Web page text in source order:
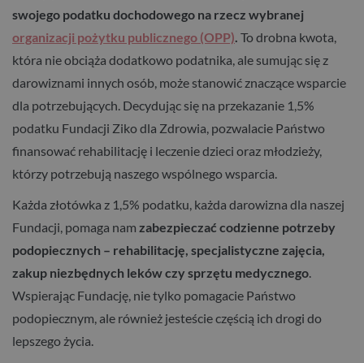
swojego podatku dochodowego na rzecz wybranej
organizacji pożytku publicznego (OPP). To drobna kwota,
która nie obciąża dodatkowo podatnika, ale sumując się z
darowiznami innych osób, może stanowić znaczące wsparcie
dla potrzebujących. Decydując się na przekazanie 1,5%
podatku Fundacji Ziko dla Zdrowia, pozwalacie Państwo
finansować rehabilitację i leczenie dzieci oraz młodzieży,
którzy potrzebują naszego wspólnego wsparcia.
Każda złotówka z 1,5% podatku, każda darowizna dla naszej
Fundacji, pomaga nam zabezpieczać codzienne potrzeby
podopiecznych – rehabilitację, specjalistyczne zajęcia,
zakup niezbędnych leków czy sprzętu medycznego.
Wspierając Fundację, nie tylko pomagacie Państwo
podopiecznym, ale również jesteście częścią ich drogi do
lepszego życia.